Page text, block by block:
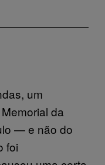
um
da
— e não do
foi